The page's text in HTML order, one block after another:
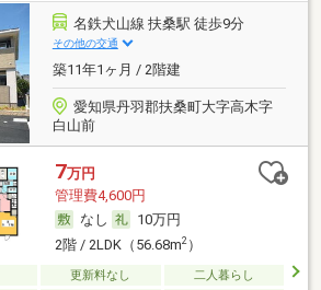
名鉄犬山線 扶桑駅 徒歩9分
その他の交通
築11年1ヶ月 / 2階建
愛知県丹羽郡扶桑町大字高木字
白山前
7万円
管理費4,600円
なし
10万円
2階 / 2LDK（56.68m2）
更新料なし
二人暮らし